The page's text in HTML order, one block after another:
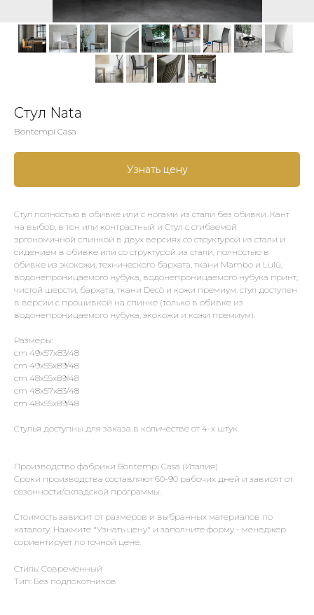
Стул Nata
Bontempi Casa
Узнать цену
Стул полностью в обивке или с ногами из стали без обивки. Кант
на выбор, в тон или контрастный и Стул с сгибаемой
эргономичной спинкой в двух версиях со структурой из стали и
сидением в обивке или со структурой из стали, полностью в
обивке из экокожи, технического бархата, ткани Mambo и Lulù,
водонепроницаемого нубука, водонепроницаемого нубука принт,
чистой шерсти, бархата, ткани Decò и кожи премиум. стул доступен
в версии с прошивкой на спинке (только в обивке из
водонепроницаемого нубука, экокожи и кожи премиум).
Размеры:
cm 49x57x83/48
cm 49x55x89/48
cm 48x55x89/48
cm 48x57x83/48
cm 48x55x89/48
Стулья доступны для заказа в количестве от 4-х штук.
Производство фабрики Bontempi Casa (Италия)
Сроки производства составляют 60-90 рабочих дней и зависят от
сезонности/складской программы.
Стоимость зависит от размеров и выбранных материалов по
каталогу. Нажмите "Узнать цену" и заполните форму - менеджер
сориентирует по точной цене.
Стиль: Современный
Тип: Без подлокотников